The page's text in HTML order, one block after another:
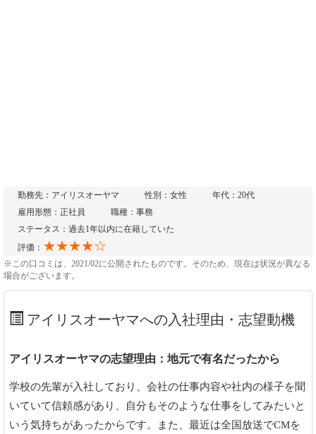
勤務先：アイリスオーヤマ 性別：女性
年代：20代
雇用形態：正社員
職種：事務
ステータス：過去1年以内に在籍していた
評価： ★★★★☆
※この口コミは、2021/02に公開されたものです。そのため、現在は状況が異なる
場合がございます。
アイリスオーヤマへの入社理由・志望動機
アイリスオーヤマの志望理由：地元で有名だったから
学校の先輩が入社しており、会社の仕事内容や社内の様子を聞
いていて信頼感があり、自分もそのような仕事をしてみたいと
いう気持ちがあったからです。また、最近は全国放送でCMを